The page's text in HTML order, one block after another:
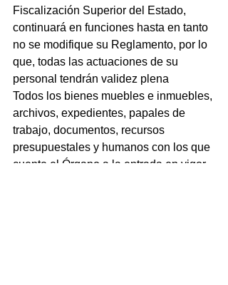
Fiscalización Superior del Estado,
continuará en funciones hasta en tanto
no se modifique su Reglamento, por lo
que, todas las actuaciones de su
personal tendrán validez plena
Todos los bienes muebles e inmuebles,
archivos, expedientes, papales de
trabajo, documentos, recursos
presupuestales y humanos con los que
cuente el Órgano a la entrada en vigor